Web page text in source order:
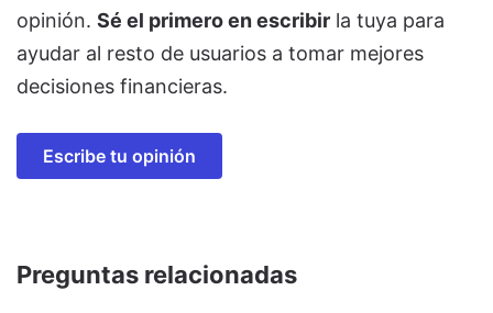
opinión. Sé el primero en escribir la tuya para
ayudar al resto de usuarios a tomar mejores
decisiones financieras.
Escribe tu opinión
Preguntas relacionadas